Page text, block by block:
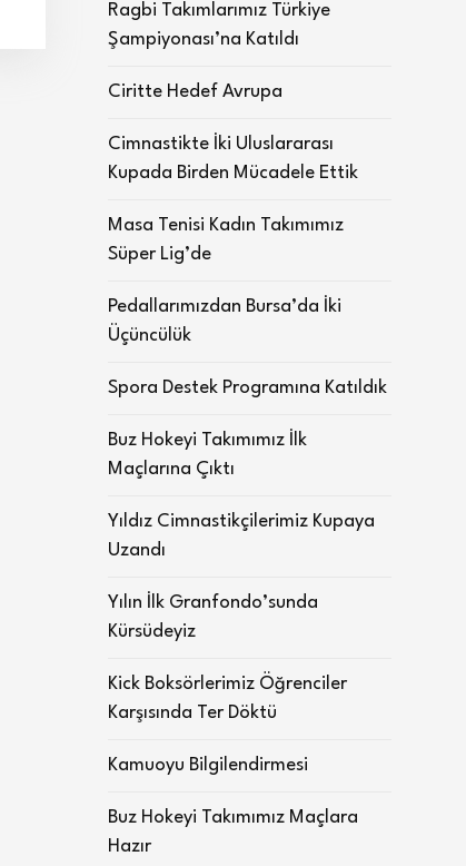
Ragbi Takımlarımız Türkiye
Şampiyonası’na Katıldı
Ciritte Hedef Avrupa
Cimnastikte İki Uluslararası
Kupada Birden Mücadele Ettik
Masa Tenisi Kadın Takımımız
Süper Lig’de
Pedallarımızdan Bursa’da İki
Üçüncülük
Spora Destek Programına Katıldık
Buz Hokeyi Takımımız İlk
Maçlarına Çıktı
Yıldız Cimnastikçilerimiz Kupaya
Uzandı
Yılın İlk Granfondo’sunda
Kürsüdeyiz
Kick Boksörlerimiz Öğrenciler
Karşısında Ter Döktü
Kamuoyu Bilgilendirmesi
Buz Hokeyi Takımımız Maçlara
Hazır